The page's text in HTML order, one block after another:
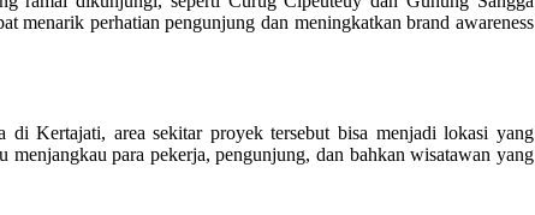
menarik perhatian pengunjung dan meningkatkan brand awareness
di Kertajati, area sekitar proyek tersebut bisa menjadi lokasi yang
menjangkau para pekerja, pengunjung, dan bahkan wisatawan yang